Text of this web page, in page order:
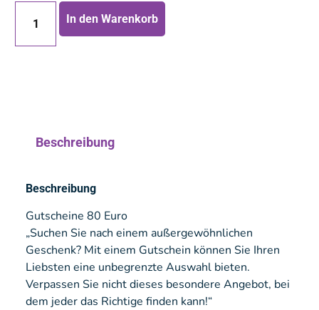
In den Warenkorb
Beschreibung
Beschreibung
Gutscheine 80 Euro
„Suchen Sie nach einem außergewöhnlichen
Geschenk? Mit einem Gutschein können Sie Ihren
Liebsten eine unbegrenzte Auswahl bieten.
Verpassen Sie nicht dieses besondere Angebot, bei
dem jeder das Richtige finden kann!“